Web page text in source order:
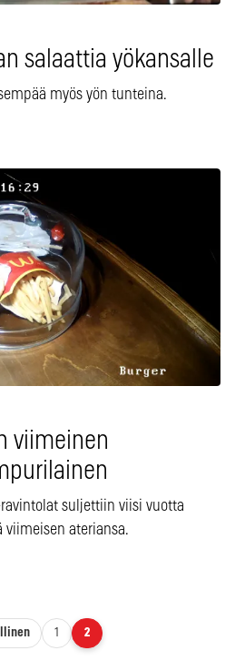
salaattia yökansalle
myös yön tunteina.
viimeinen
suljettiin viisi vuotta
viimeisen ateriansa.
1 2